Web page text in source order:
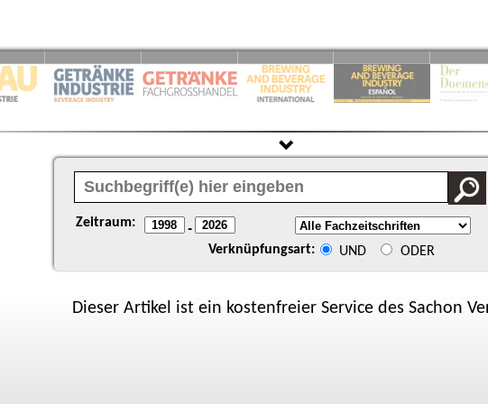
Zeitraum: -
Verknüpfungsart: UND ODER
Dieser Artikel ist ein kostenfreier Service des Sachon